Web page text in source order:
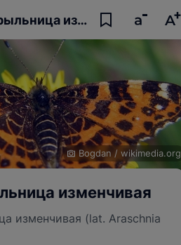
Пестрокрыльница изменчивая
Bogdan / wikimedia.org
изменчивая
изменчивая (lat. Araschnia